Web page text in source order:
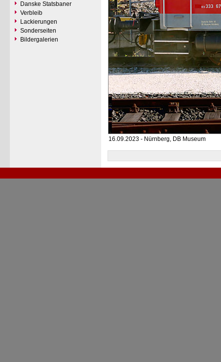
Danske Statsbaner
Verbleib
Lackierungen
Sonderseiten
Bildergalerien
16.09.2023 - Nürnberg, DB Museum